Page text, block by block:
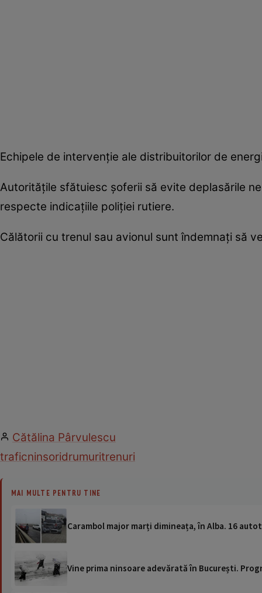
Echipele de intervenție ale distribuitorilor de
Autoritățile sfătuiesc șoferii să evite deplasările
respecte indicațiile poliției rutiere.
Călătorii cu trenul sau avionul sunt îndemnați să
Cătălina Pârvulescu
traficninsoridrumuritrenuri
MAI MULTE PENTRU TINE
Carambol major marți dimineața, în Alba. 16
Vine prima ninsoare adevărată în București.